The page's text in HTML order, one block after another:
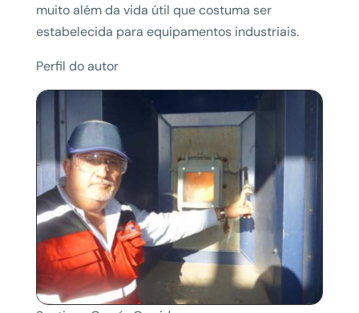
muito além da vida útil que costuma ser
estabelecida para equipamentos industriais.
Perfil do autor